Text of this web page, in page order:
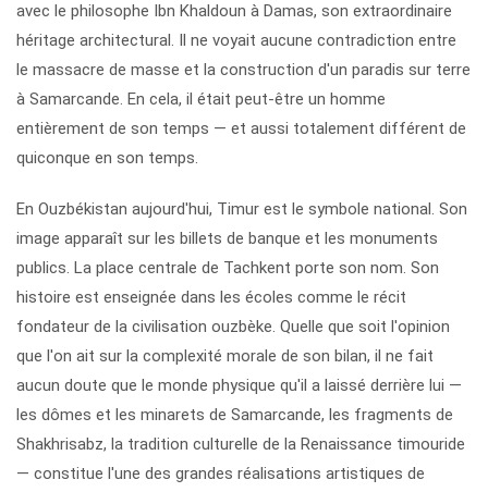
avec le philosophe Ibn Khaldoun à Damas, son extraordinaire
héritage architectural. Il ne voyait aucune contradiction entre
le massacre de masse et la construction d'un paradis sur terre
à Samarcande. En cela, il était peut-être un homme
entièrement de son temps — et aussi totalement différent de
quiconque en son temps.
En Ouzbékistan aujourd'hui, Timur est le symbole national. Son
image apparaît sur les billets de banque et les monuments
publics. La place centrale de Tachkent porte son nom. Son
histoire est enseignée dans les écoles comme le récit
fondateur de la civilisation ouzbèke. Quelle que soit l'opinion
que l'on ait sur la complexité morale de son bilan, il ne fait
aucun doute que le monde physique qu'il a laissé derrière lui —
les dômes et les minarets de Samarcande, les fragments de
Shakhrisabz, la tradition culturelle de la Renaissance timouride
— constitue l'une des grandes réalisations artistiques de